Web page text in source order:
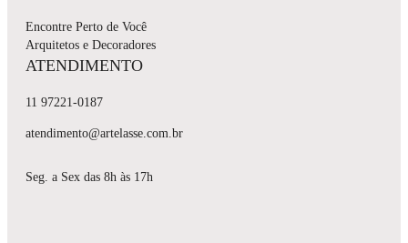
Encontre Perto de Você
Arquitetos e Decoradores
ATENDIMENTO
11 97221-0187
atendimento@artelasse.com.br
Seg. a Sex das 8h às 17h